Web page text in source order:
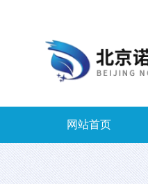
网站首页